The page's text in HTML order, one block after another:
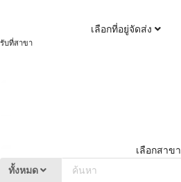
เลือกที่อยู่จัดส่ง
รับที่สาขา
เลือกสาขา
ทั้งหมด